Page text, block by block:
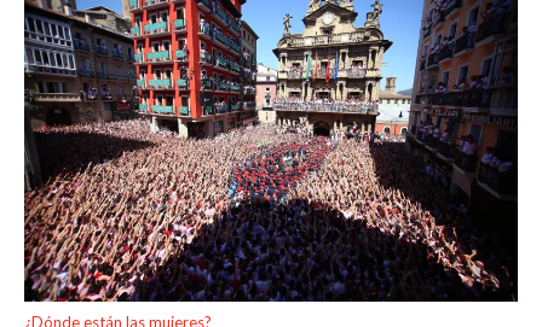
¿Dónde están las mujeres?